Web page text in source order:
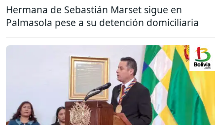
Hermana de Sebastián Marset sigue en
Palmasola pese a su detención domiciliaria